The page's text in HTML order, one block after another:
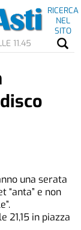
RICERCA
NEL
SITO
11.45
una serata
“anta” e non
21,15 in piazza